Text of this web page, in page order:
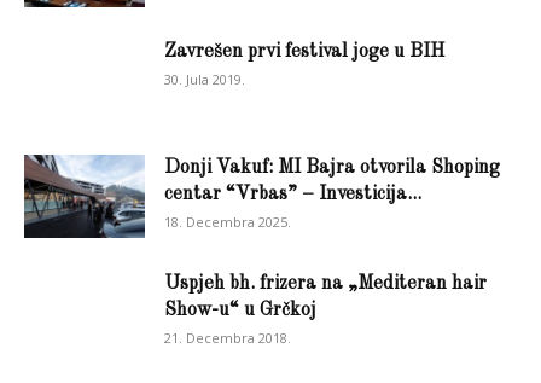
Zavrešen prvi festival joge u BIH
30. Jula 2019.
Donji Vakuf: MI Bajra otvorila Shoping
centar “Vrbas” – Investicija...
18. Decembra 2025.
Uspjeh bh. frizera na „Mediteran hair
Show-u“ u Grčkoj
21. Decembra 2018.